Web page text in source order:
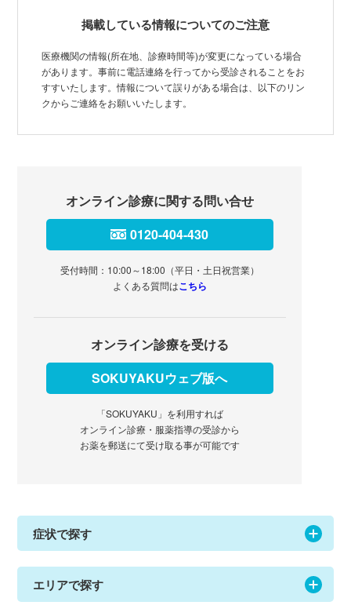
掲載している情報についてのご注意
医療機関の情報(所在地、診療時間等)が変更になっている場合
があります。事前に電話連絡を行ってから受診されることをお
すすいたします。情報について誤りがある場合は、以下のリン
クからご連絡をお願いいたします。
オンライン診療に関する問い合せ
0120-404-430
受付時間：10:00～18:00（平日・土日祝営業）
よくある質問はこちら
オンライン診療を受ける
SOKUYAKUウェブ版へ
「SOKUYAKU」を利用すれば
オンライン診療・服薬指導の受診から
お薬を郵送にて受け取る事が可能です
症状で探す
エリアで探す